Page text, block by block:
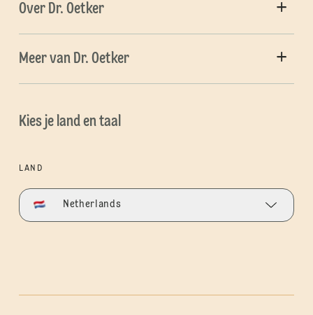
Over Dr. Oetker
Meer van Dr. Oetker
Kies je land en taal
LAND
Netherlands